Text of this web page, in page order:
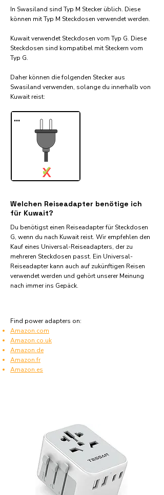
In Swasiland sind Typ M Stecker üblich. Diese
können mit Typ M Steckdosen verwendet werden.
Kuwait verwendet Steckdosen vom Typ G. Diese
Steckdosen sind kompatibel mit Steckern vom
Typ G.
Daher können die folgenden Stecker aus
Swasiland verwenden, solange du innerhalb von
Kuwait reist:​
...
X
✓
Welchen Reiseadapter benötige ich
für Kuwait?
Du benötigst einen Reiseadapter für Steckdosen
G, wenn du nach Kuwait reist. Wir empfehlen den
Kauf eines Universal-Reiseadapters, der zu
mehreren Steckdosen passt. Ein Universal-
Reiseadapter kann auch auf zukünftigen Reisen
verwendet werden und gehört unserer Meinung
nach immer ins Gepäck.
Find power adapters on:
Amazon.com
Amazon.co.uk
Amazon.de
Amazon.fr
Amazon.es